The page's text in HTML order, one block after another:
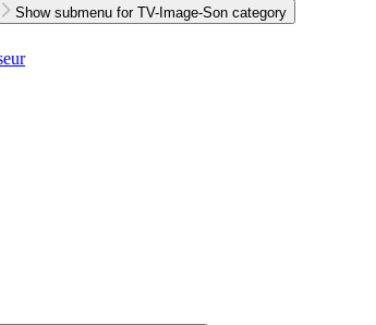
Show submenu for TV-Image-Son category